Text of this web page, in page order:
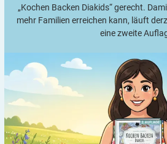
„Kochen Backen Diakids“ gerecht.
mehr Familien erreichen kann, läuft
eine zweite